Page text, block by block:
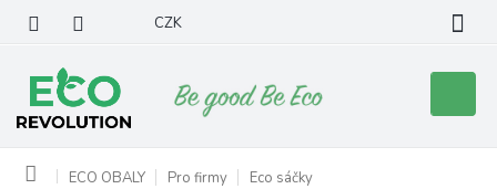
obsah
CZK
košík
Domů ECO OBALY Pro firmy Eco sáčky